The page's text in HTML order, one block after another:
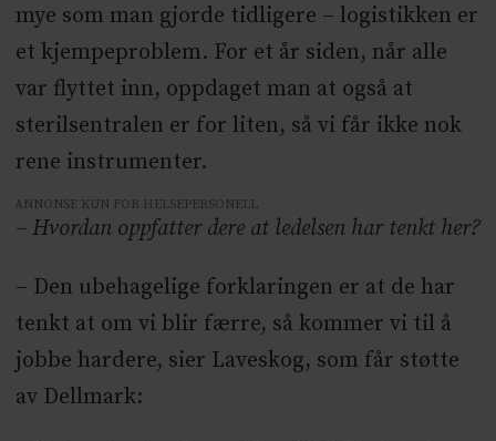
mye som man gjorde tidligere – logistikken er
et kjempeproblem. For et år siden, når alle
var flyttet inn, oppdaget man at også at
sterilsentralen er for liten, så vi får ikke nok
rene instrumenter.
ANNONSE KUN FOR HELSEPERSONELL
– Hvordan oppfatter dere at ledelsen har tenkt her?
– Den ubehagelige forklaringen er at de har
tenkt at om vi blir færre, så kommer vi til å
jobbe hardere, sier Laveskog, som får støtte
av Dellmark: